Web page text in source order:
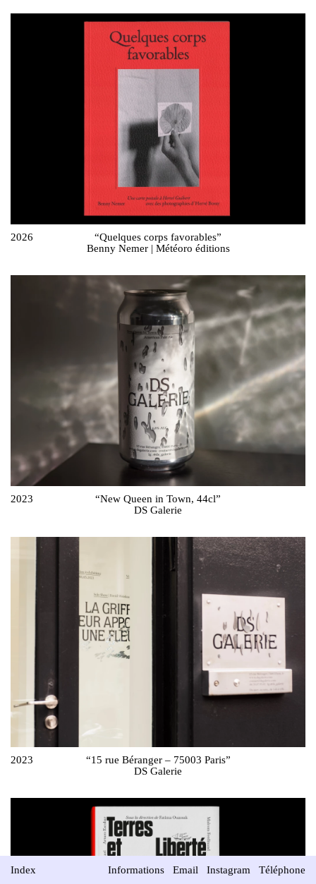
2026
“Quelques corps favorables”
Benny Nemer | Météoro éditions
2023
“New Queen in Town, 44cl”
DS Galerie
2023
“15 rue Béranger – 75003 Paris”
DS Galerie
Index Informations Email Instagram Téléphone